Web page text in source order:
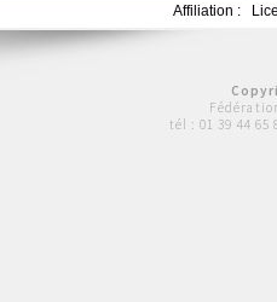
Affiliation :
tél : 01 39 44 65